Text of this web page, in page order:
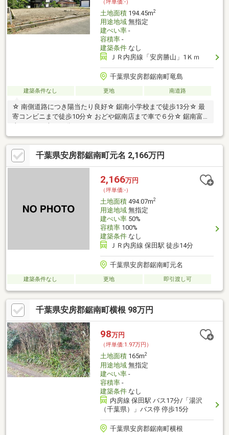
（坪単価:-）
土地面積194.45m2
用途地域無指定
建ぺい率-
容積率-
建築条件なし
ＪＲ内房線「安房勝山」1Ｋｍ
千葉県安房郡鋸南町竜島
建築条件なし 更地 南道路
☆ 南側道路につき陽当たり良好☆ 鋸南小学校まで徒歩13分☆ 最
寄コンビニまで徒歩10分☆ おどや鋸南店まで車で６分☆ 鋸南富
千葉県安房郡鋸南町元名 2,166万円
2,166万円
（坪単価:-）
土地面積494.07m2
用途地域無指定
建ぺい率50%
容積率100%
建築条件なし
ＪＲ内房線 保田駅 徒歩14分
千葉県安房郡鋸南町元名
建築条件なし 更地 即引渡し可
千葉県安房郡鋸南町横根 98万円
98万円
（坪単価:1.97万円）
土地面積165m2
用途地域無指定
建ぺい率-
容積率-
建築条件なし
内房線 保田駅 バス17分/「湯沢
（千葉県）」バス停 停歩15分
千葉県安房郡鋸南町横根